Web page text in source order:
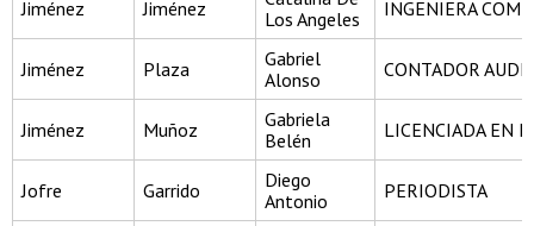
Jiménez Jiménez
Los Angeles
INGENIERA
Jiménez Plaza
Gabriel
Alonso
CONTADOR
Jiménez Muñoz
Gabriela
Belén
LICENCIADA EN
Jofre Garrido
Diego
Antonio
PERIODISTA